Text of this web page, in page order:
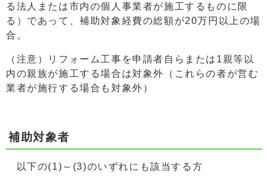
る法人または市内の個人事業者が施工するものに限
る）であって、補助対象経費の総額が20万円以上の場
合。
（注意）リフォーム工事を申請者自らまたは1親等以
内の親族が施工する場合は対象外（これらの者が営む
業者が施行する場合も対象外）
補助対象者
以下の(1)～(3)のいずれにも該当する方